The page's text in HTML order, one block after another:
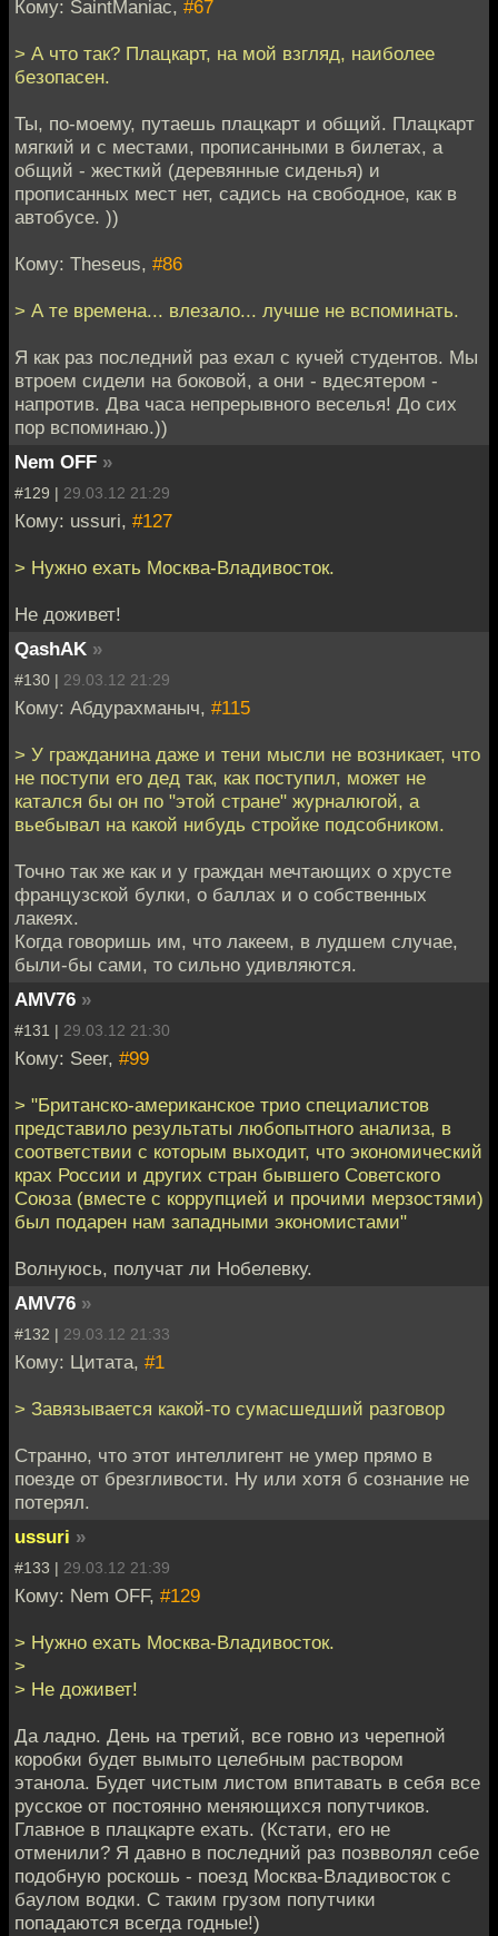
Кому: SaintManiac, #67
> А что так? Плацкарт, на мой взгляд, наиболее
безопасен.
Ты, по-моему, путаешь плацкарт и общий. Плацкарт
мягкий и с местами, прописанными в билетах, а
общий - жесткий (деревянные сиденья) и
прописанных мест нет, садись на свободное, как в
автобусе. ))
Кому: Theseus, #86
> А те времена... влезало... лучше не вспоминать.
Я как раз последний раз ехал с кучей студентов. Мы
втроем сидели на боковой, а они - вдесятером -
напротив. Два часа непрерывного веселья! До сих
пор вспоминаю.))
Nem OFF »
#129 | 29.03.12 21:29
Кому: ussuri, #127
> Нужно ехать Москва-Владивосток.
Не доживет!
QashAK »
#130 | 29.03.12 21:29
Кому: Абдурахманыч, #115
> У гражданина даже и тени мысли не возникает, что
не поступи его дед так, как поступил, может не
катался бы он по "этой стране" журналюгой, а
вьебывал на какой нибудь стройке подсобником.
Точно так же как и у граждан мечтающих о хрусте
французской булки, о баллах и о собственных
лакеях.
Когда говоришь им, что лакеем, в лудшем случае,
были-бы сами, то сильно удивляются.
AMV76 »
#131 | 29.03.12 21:30
Кому: Seer, #99
> "Британско-американское трио специалистов
представило результаты любопытного анализа, в
соответствии с которым выходит, что экономический
крах России и других стран бывшего Советского
Союза (вместе с коррупцией и прочими мерзостями)
был подарен нам западными экономистами"
Волнуюсь, получат ли Нобелевку.
AMV76 »
#132 | 29.03.12 21:33
Кому: Цитата, #1
> Завязывается какой-то сумасшедший разговор
Странно, что этот интеллигент не умер прямо в
поезде от брезгливости. Ну или хотя б сознание не
потерял.
ussuri »
#133 | 29.03.12 21:39
Кому: Nem OFF, #129
> Нужно ехать Москва-Владивосток.
>
> Не доживет!
Да ладно. День на третий, все говно из черепной
коробки будет вымыто целебным раствором
этанола. Будет чистым листом впитавать в себя все
русское от постоянно меняющихся попутчиков.
Главное в плацкарте ехать. (Кстати, его не
отменили? Я давно в последний раз позвволял себе
подобную роскошь - поезд Москва-Владивосток с
баулом водки. С таким грузом попутчики
попадаются всегда годные!)